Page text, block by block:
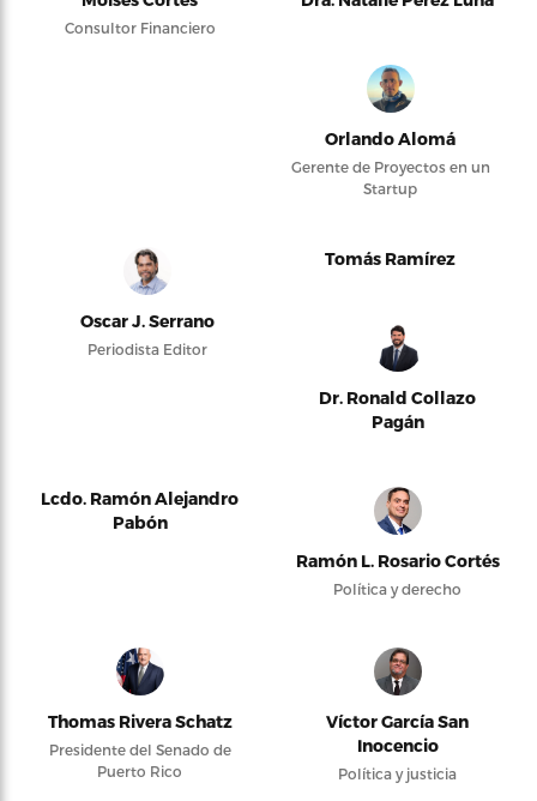
Consultor Financiero
Orlando Alomá
Gerente de Proyectos en un
Startup
Oscar J. Serrano
Periodista Editor
Tomás Ramírez
Dr. Ronald Collazo
Pagán
Lcdo. Ramón Alejandro
Pabón
Ramón L. Rosario Cortés
Política y derecho
Thomas Rivera Schatz
Presidente del Senado de
Puerto Rico
Víctor García San
Inocencio
Política y justicia